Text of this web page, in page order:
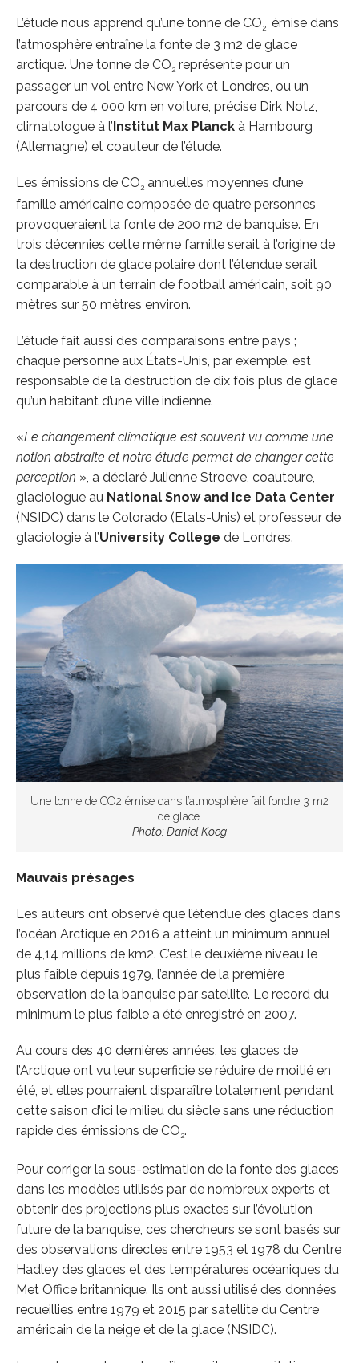
L’étude nous apprend qu’une tonne de CO2
émise dans
l’atmosphère entraîne la fonte de 3 m2 de glace
arctique. Une tonne de CO2 représente pour un
passager un vol entre New York et Londres, ou un
parcours de 4 000 km en voiture, précise Dirk Notz,
climatologue à l’ Institut Max Planck à Hambourg
(Allemagne) et coauteur de l’étude.
Les émissions de CO2 annuelles moyennes d’une
famille américaine composée de quatre personnes
provoqueraient la fonte de 200 m2 de banquise. En
trois décennies cette même famille serait à l’origine de
la destruction de glace polaire dont l’étendue serait
comparable à un terrain de football américain, soit 90
mètres sur 50 mètres environ.
L’étude fait aussi des comparaisons entre pays ;
chaque personne aux États-Unis, par exemple, est
responsable de la destruction de dix fois plus de glace
qu’un habitant d’une ville indienne.
«Le changement climatique est souvent vu comme une
notion abstraite et notre étude permet de changer cette
perception », a déclaré Julienne Stroeve, coauteure,
glaciologue au National Snow and Ice Data Center
(NSIDC) dans le Colorado (Etats-Unis) et professeur de
glaciologie à l’University College de Londres.
Une tonne de CO2 émise dans l’atmosphère fait fondre 3 m2
de glace.
Photo: Daniel Koeg
Mauvais présages
Les auteurs ont observé que l’étendue des glaces dans
l’océan Arctique en 2016 a atteint un minimum annuel
de 4,14 millions de km2. C’est le deuxième niveau le
plus faible depuis 1979, l’année de la première
observation de la banquise par satellite. Le record du
minimum le plus faible a été enregistré en 2007.
Au cours des 40 dernières années, les glaces de
l’Arctique ont vu leur superficie se réduire de moitié en
été, et elles pourraient disparaître totalement pendant
cette saison d’ici le milieu du siècle sans une réduction
rapide des émissions de CO2.
Pour corriger la sous-estimation de la fonte des glaces
dans les modèles utilisés par de nombreux experts et
obtenir des projections plus exactes sur l’évolution
future de la banquise, ces chercheurs se sont basés sur
des observations directes entre 1953 et 1978 du Centre
Hadley des glaces et des températures océaniques du
Met Office britannique. Ils ont aussi utilisé des données
recueillies entre 1979 et 2015 par satellite du Centre
américain de la neige et de la glace (NSIDC).